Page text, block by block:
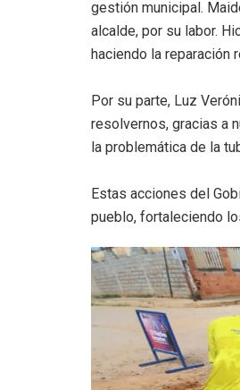
gestión municipal.
alcalde, por su labor.
haciendo la reparación
Por su parte, Luz
resolvernos, gracias a
la problemática de la
Estas acciones del
pueblo, fortaleciendo